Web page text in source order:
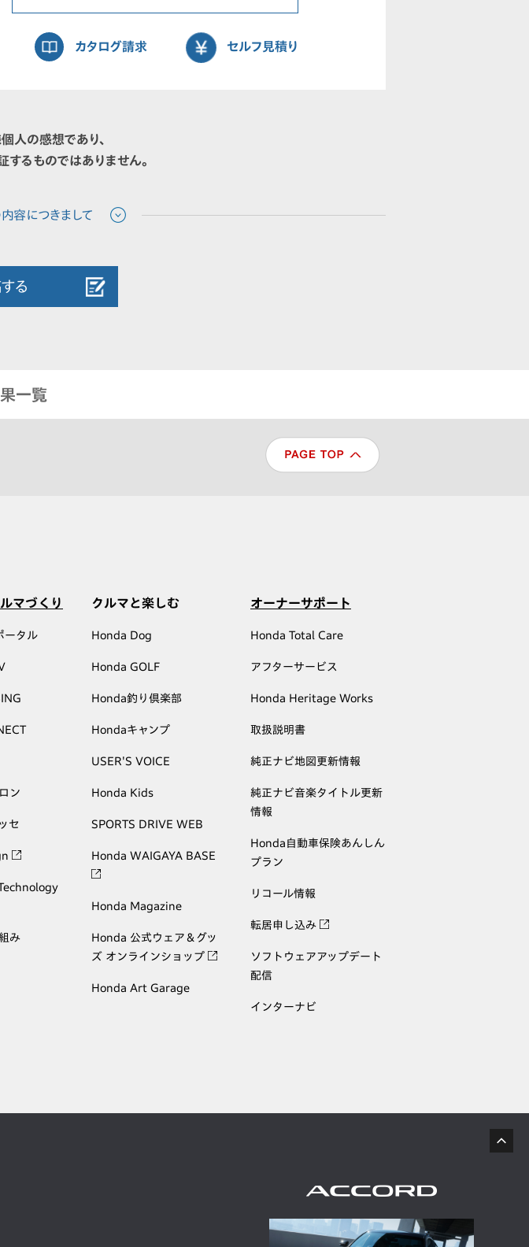
カタログ請求 セルフ見積り
人の感想であり、
するものではありません。
る
一覧
マづくり
ータル
ン
セ
み
クルマと楽しむ
Honda Dog
Honda GOLF
Honda釣り倶楽部
Hondaキャンプ
USER'S VOICE
Honda Kids
SPORTS DRIVE WEB
Honda WAIGAYA BASE
Honda Magazine
Honda 公式ウェア＆グッ
ズ オンラインショップ
Honda Art Garage
オーナーサポート
Honda Total Care
アフターサービス
Honda Heritage Works
取扱説明書
純正ナビ地図更新情報
純正ナビ音楽タイトル更新
情報
Honda自動車保険あんしん
プラン
リコール情報
転居申し込み
ソフトウェアアップデート
配信
インターナビ